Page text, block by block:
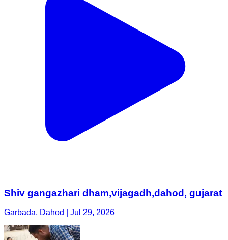
Shiv gangazhari dham,vijagadh,dahod, gujarat
Garbada, Dahod | Jul 29, 2026